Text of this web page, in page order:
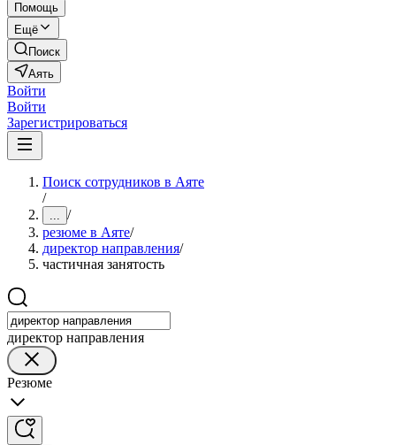
Помощь
Ещё
Поиск
Аять
Войти
Войти
Зарегистрироваться
Поиск сотрудников в Аяте
/
... /
резюме в Аяте/
директор направления/
частичная занятость
директор направления
Резюме